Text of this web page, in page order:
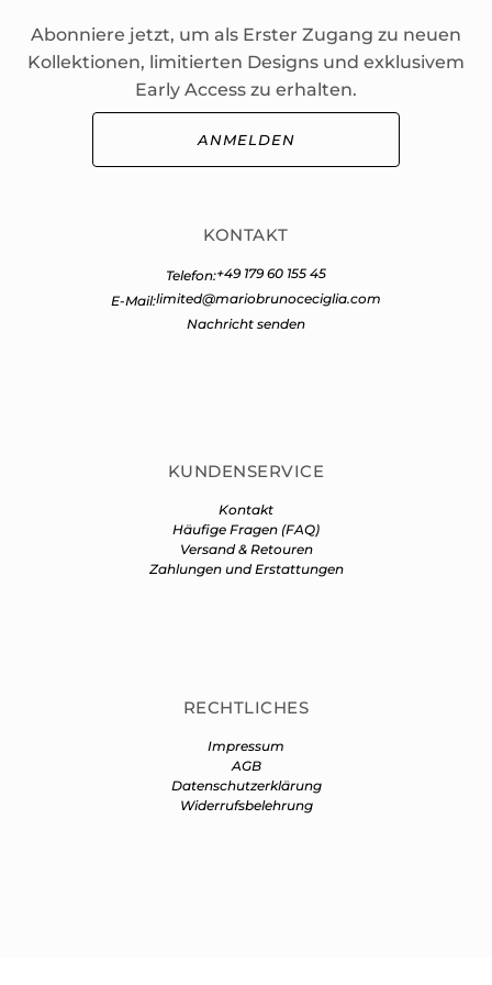
Abonniere jetzt, um als Erster Zugang zu neuen
Kollektionen, limitierten Designs und exklusivem
Early Access zu erhalten.
ANMELDEN
KONTAKT
Telefon:+49 179 60 155 45
E-Mail:limited@mariobrunoceciglia.com
Nachricht senden
KUNDENSERVICE
Kontakt
Häufige Fragen (FAQ)
Versand & Retouren
Zahlungen und Erstattungen
RECHTLICHES
Impressum
AGB
Datenschutzerklärung
Widerrufsbelehrung